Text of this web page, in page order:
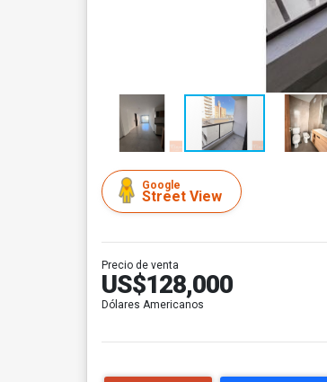
Google
Street View
Precio de venta
US$128,000
Dólares Americanos